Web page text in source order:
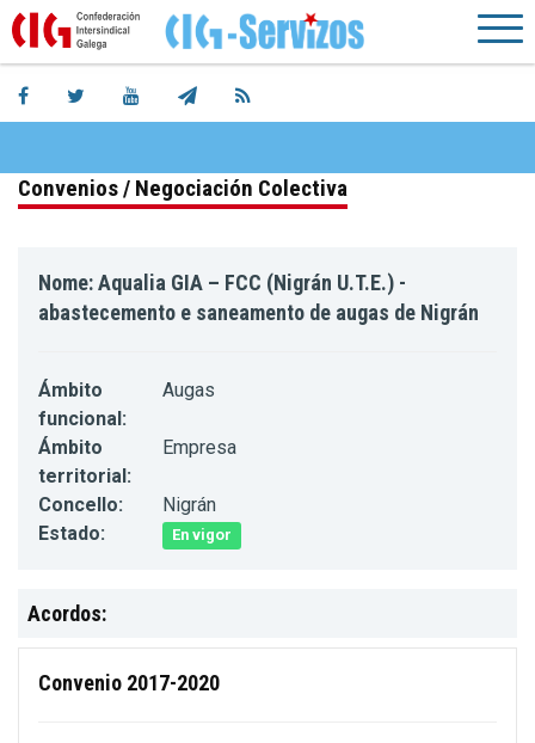
Convenios / Negociación Colectiva
Nome: Aqualia GIA – FCC (Nigrán U.T.E.) -
abastecemento e saneamento de augas de Nigrán
Ámbito
funcional:
Augas
Ámbito
territorial:
Empresa
Concello:
Nigrán
Estado:
En vigor
Acordos:
Convenio 2017-2020